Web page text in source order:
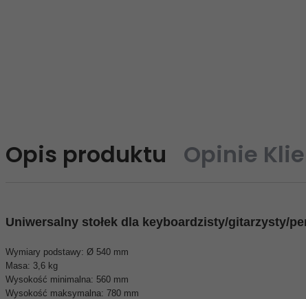
Opis produktu Opinie
Uniwersalny stołek dla keyboardzisty/gitarzysty/
Wymiary podstawy: Ø 540 mm
Masa: 3,6 kg
Wysokość minimalna: 560 mm
Wysokość maksymalna: 780 mm